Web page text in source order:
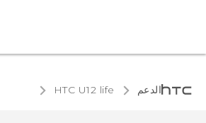
الدعم HTC U12 life‎